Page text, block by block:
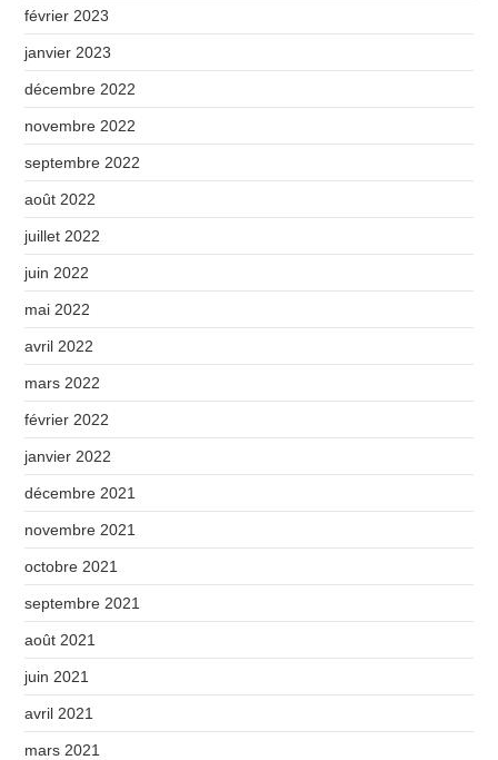
février 2023
janvier 2023
décembre 2022
novembre 2022
septembre 2022
août 2022
juillet 2022
juin 2022
mai 2022
avril 2022
mars 2022
février 2022
janvier 2022
décembre 2021
novembre 2021
octobre 2021
septembre 2021
août 2021
juin 2021
avril 2021
mars 2021